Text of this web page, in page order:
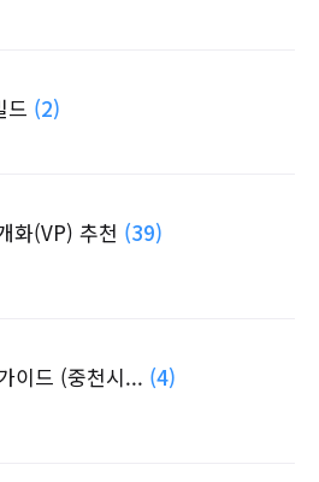
드 (2)
화(VP) 추천 (39)
이드 (중천시... (4)